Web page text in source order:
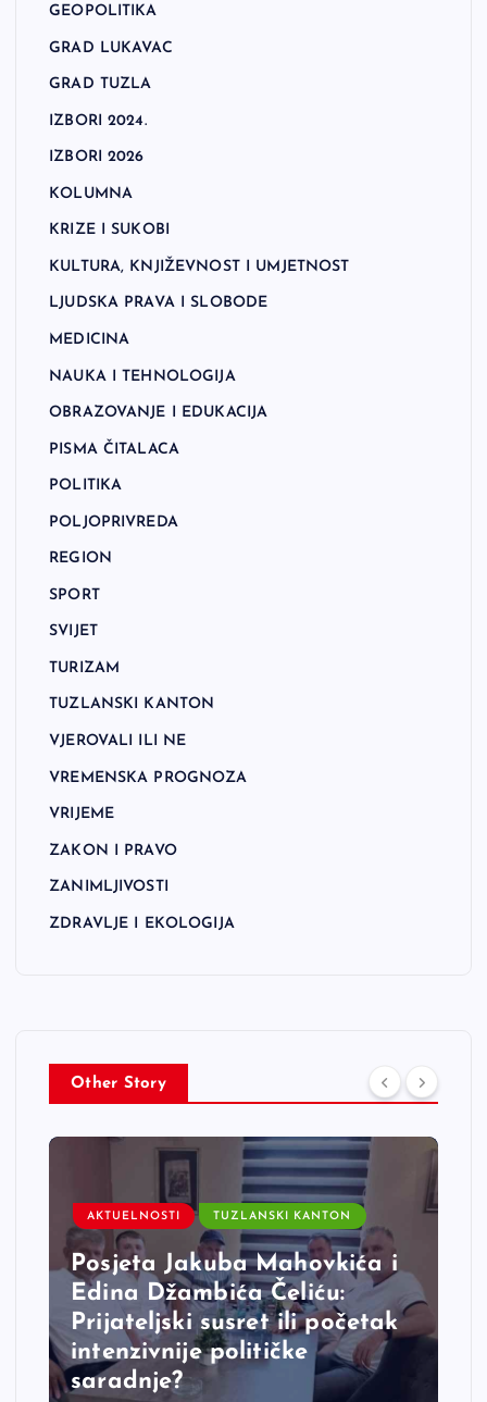
GEOPOLITIKA
GRAD LUKAVAC
GRAD TUZLA
IZBORI 2024.
IZBORI 2026
KOLUMNA
KRIZE I SUKOBI
KULTURA, KNJIŽEVNOST I UMJETNOST
LJUDSKA PRAVA I SLOBODE
MEDICINA
NAUKA I TEHNOLOGIJA
OBRAZOVANJE I EDUKACIJA
PISMA ČITALACA
POLITIKA
POLJOPRIVREDA
REGION
SPORT
SVIJET
TURIZAM
TUZLANSKI KANTON
VJEROVALI ILI NE
VREMENSKA PROGNOZA
VRIJEME
ZAKON I PRAVO
ZANIMLJIVOSTI
ZDRAVLJE I EKOLOGIJA
Other Story
AKTUELNOSTI TUZLANSKI KANTON
Posjeta Jakuba Mahovkića i
Edina Džambića Čeliću:
Prijateljski susret ili početak
intenzivnije političke
saradnje?